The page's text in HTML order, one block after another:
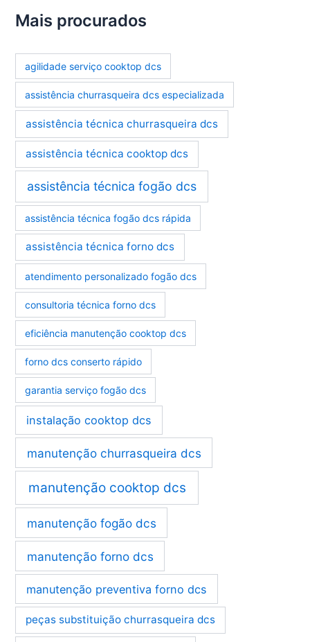
e
g
r
a
Mais procurados
agilidade serviço cooktop dcs
assistência churrasqueira dcs especializada
assistência técnica churrasqueira dcs
assistência técnica cooktop dcs
assistência técnica fogão dcs
assistência técnica fogão dcs rápida
assistência técnica forno dcs
atendimento personalizado fogão dcs
consultoria técnica forno dcs
eficiência manutenção cooktop dcs
forno dcs conserto rápido
garantia serviço fogão dcs
instalação cooktop dcs
manutenção churrasqueira dcs
manutenção cooktop dcs
manutenção fogão dcs
manutenção forno dcs
manutenção preventiva forno dcs
peças substituição churrasqueira dcs